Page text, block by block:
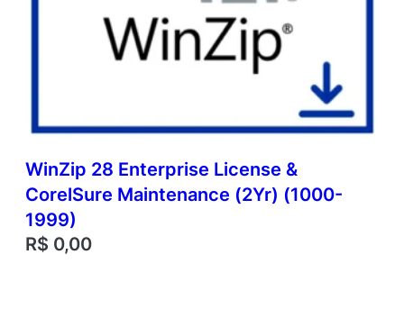
WinZip 28 Enterprise License &
CorelSure Maintenance (2Yr) (1000-
1999)
R$ 0,00